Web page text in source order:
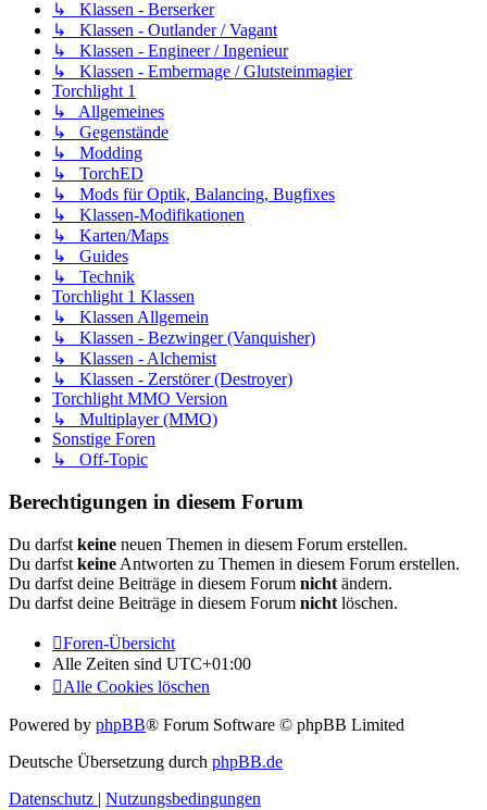
↳ Klassen - Berserker
↳ Klassen - Outlander / Vagant
↳ Klassen - Engineer / Ingenieur
↳ Klassen - Embermage / Glutsteinmagier
Torchlight 1
↳ Allgemeines
↳ Gegenstände
↳ Modding
↳ TorchED
↳ Mods für Optik, Balancing, Bugfixes
↳ Klassen-Modifikationen
↳ Karten/Maps
↳ Guides
↳ Technik
Torchlight 1 Klassen
↳ Klassen Allgemein
↳ Klassen - Bezwinger (Vanquisher)
↳ Klassen - Alchemist
↳ Klassen - Zerstörer (Destroyer)
Torchlight MMO Version
↳ Multiplayer (MMO)
Sonstige Foren
↳ Off-Topic
Berechtigungen in diesem Forum
Du darfst keine neuen Themen in diesem Forum erstellen.
Du darfst keine Antworten zu Themen in diesem Forum erstellen.
Du darfst deine Beiträge in diesem Forum nicht ändern.
Du darfst deine Beiträge in diesem Forum nicht löschen.
Foren-Übersicht
Alle Zeiten sind UTC+01:00
Alle Cookies löschen
Powered by phpBB® Forum Software © phpBB Limited
Deutsche Übersetzung durch phpBB.de
Datenschutz | Nutzungsbedingungen